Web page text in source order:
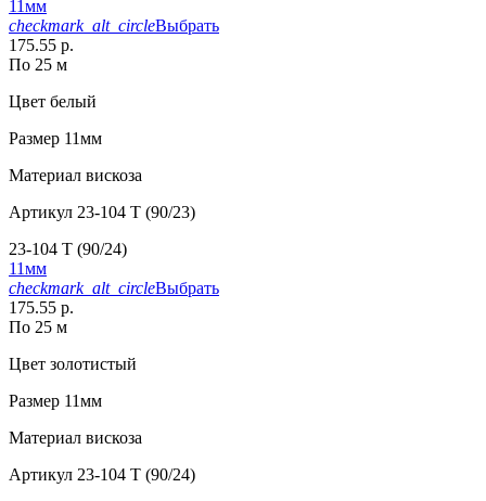
11мм
checkmark_alt_circleВыбрать
175.55 р.
По 25 м
Цвет белый
Размер 11мм
Материал вискоза
Артикул 23-104 T (90/23)
23-104 T (90/24)
11мм
checkmark_alt_circleВыбрать
175.55 р.
По 25 м
Цвет золотистый
Размер 11мм
Материал вискоза
Артикул 23-104 T (90/24)